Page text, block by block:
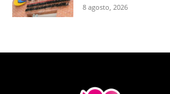
8 agosto, 2026